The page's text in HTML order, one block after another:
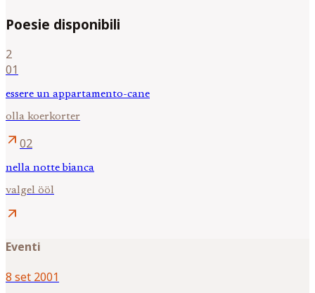
Poesie disponibili
2
01
essere un appartamento-cane
olla koerkorter
arrow_outward 02
nella notte bianca
valgel ööl
arrow_outward
Eventi
8 set 2001